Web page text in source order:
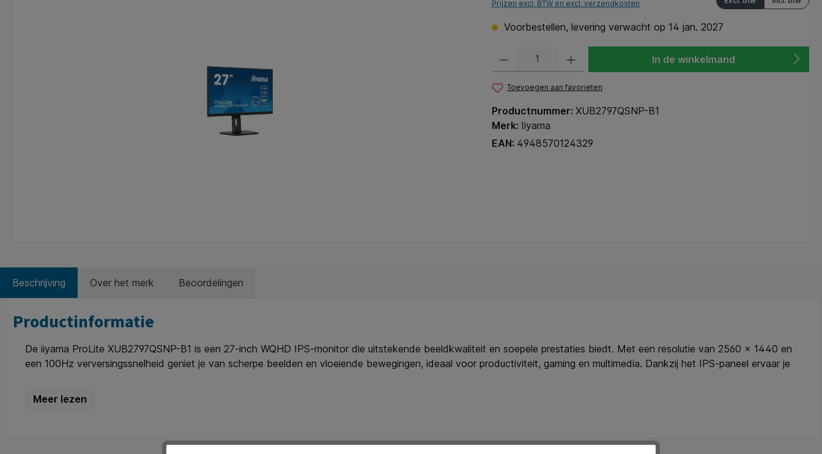
Prijzen excl. BTW en excl. verzendkosten
Voorbestellen, levering verwacht op 14 jan. 2027
In de winkelmand
Toevoegen aan favorieten
Productnummer: XUB2797QSNP-B1
Merk: Iiyama
EAN: 4948570124329
Beschrijving Over het merk Beoordelingen
Productinformatie
De iiyama ProLite XUB2797QSNP-B1 is een 27-inch WQHD IPS-monitor die uitstekende beeldkwaliteit en soepele prestaties biedt. Met een resolutie van 2560 × 1440 en
een 100Hz verversingssnelheid geniet je van scherpe beelden en vloeiende bewegingen, ideaal voor productiviteit, gaming en multimedia. Dankzij het IPS-paneel ervaar je
standaard biedt kantel-, draai- en hoogteverstelling voor een optimale kijkervaring en comfortabel gebruik. Met Flicker-Free en Blue Light Reducer-technologie worden